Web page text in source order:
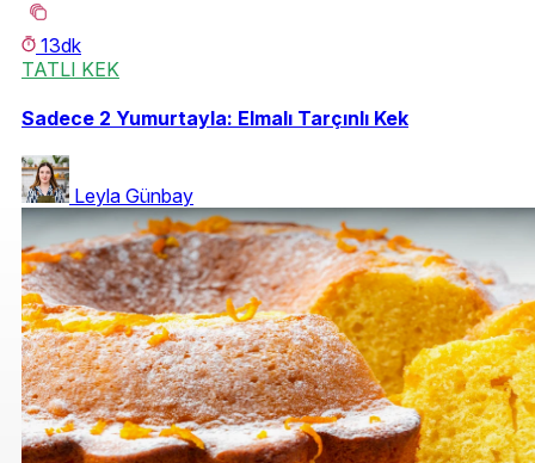
13dk
TATLI KEK
Sadece 2 Yumurtayla: Elmalı Tarçınlı Kek
Leyla Günbay